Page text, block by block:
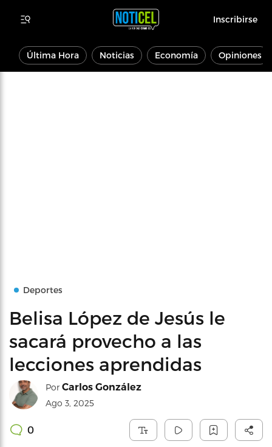
Inscribirse
Última Hora Noticias Economía Opiniones
Deportes
Belisa López de Jesús le
sacará provecho a las
lecciones aprendidas
Por Carlos González
Ago 3, 2025
0